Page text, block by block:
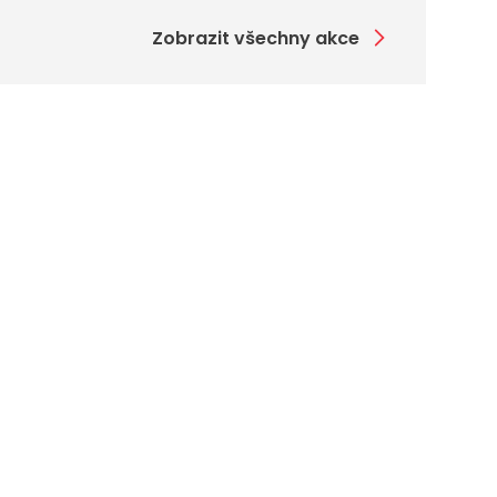
Zobrazit všechny akce